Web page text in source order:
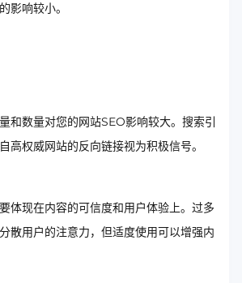
影响较小。
和数量对您的网站SEO影响较大。搜索引
高权威网站的反向链接视为积极信号。
体现在内容的可信度和用户体验上。过多
散用户的注意力，但适度使用可以增强内